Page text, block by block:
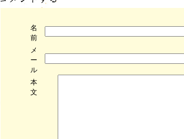
名
前
メ
ー
ル
本
文